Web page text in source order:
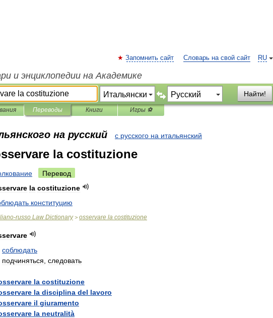
RU
Запомнить сайт Словарь на свой сайт
и энциклопедии на Академике
Найти!
Переводы Книги Игры ⚽
на русский с русского на итальянский
la costituzione
Перевод
la costituzione
конституцию
-russo Law Dictionary> osservare la costituzione
соблюдать
подчиняться следовать
la costituzione
la disciplina del lavoro
il giuramento
la neutralità